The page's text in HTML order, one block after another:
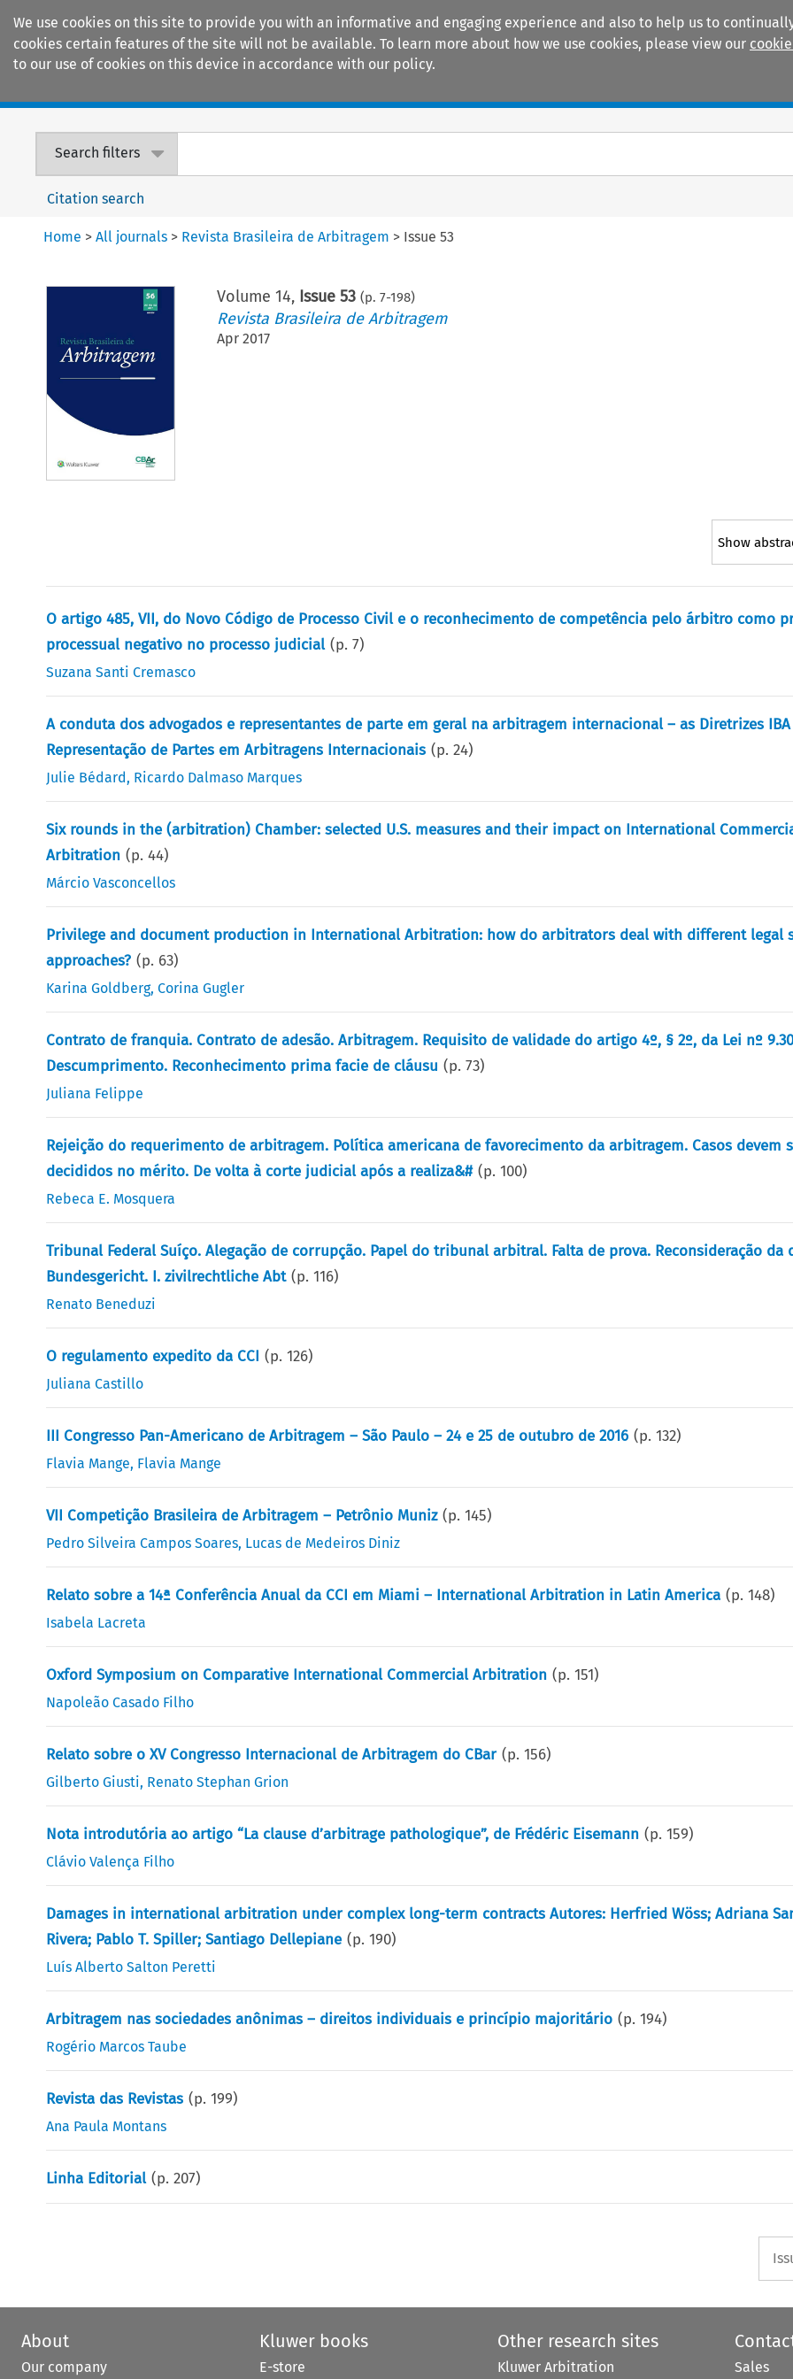
We use cookies on this site to provide you with an informative and engaging experience and also to help us to
cookies certain features of the site will not be available. To learn more about how we use cookies, please view our
to our use of cookies on this device in accordance with our policy.
Search filters
Citation search
Home >All journals > Revista Brasileira de Arbitragem > Issue 53
Volume 14, Issue 53 (p. 7-198)
Revista Brasileira de Arbitragem
Apr 2017
Show
O artigo 485, VII, do Novo Código de Processo Civil e o reconhecimento de competência pelo árbitro como
processual negativo no processo judicial (p.7)
Suzana Santi Cremasco
A conduta dos advogados e representantes de parte em geral na arbitragem internacional – as Diretrizes
Representação de Partes em Arbitragens Internacionais (p.24)
Julie Bédard, Ricardo Dalmaso Marques
Six rounds in the (arbitration) Chamber: selected U.S. measures and their impact on International
Arbitration (p.44)
Márcio Vasconcellos
Privilege and document production in International Arbitration: how do arbitrators deal with different legal
approaches? (p. 63)
Karina Goldberg,Corina Gugler
Contrato de franquia. Contrato de adesão. Arbitragem. Requisito de validade do artigo 4º, § 2º, da Lei nº
Descumprimento. Reconhecimento prima facie de cláusu (p.73)
Juliana Felippe
Rejeição do requerimento de arbitragem. Política americana de favorecimento da arbitragem. Casos devem
decididos no mérito. De volta à corte judicial após a realiza&# (p.100)
Rebeca E. Mosquera
Tribunal Federal Suíço. Alegação de corrupção. Papel do tribunal arbitral. Falta de prova. Reconsideração da
Bundesgericht. I. zivilrechtliche Abt (p.116)
Renato Beneduzi
O regulamento expedito da CCI (p.126)
Juliana Castillo
III Congresso Pan-Americano de Arbitragem – São Paulo – 24 e 25 de outubro de 2016 (p.132)
Flavia Mange, Flavia Mange
VII Competição Brasileira de Arbitragem – Petrônio Muniz (p.145)
Pedro Silveira Campos Soares, Lucas de Medeiros Diniz
Relato sobre a 14ª Conferência Anual da CCI em Miami – International Arbitration in Latin America (p.148)
Isabela Lacreta
Oxford Symposium on Comparative International Commercial Arbitration (p.151)
Napoleão Casado Filho
Relato sobre o XV Congresso Internacional de Arbitragem do CBar (p.156)
Gilberto Giusti, Renato Stephan Grion
Nota introdutória ao artigo “La clause d’arbitrage pathologique”, de Frédéric Eisemann (p.159)
Clávio Valença Filho
Damages in international arbitration under complex long-term contracts Autores: Herfried Wöss; Adriana
Rivera; Pablo T. Spiller; Santiago Dellepiane (p.190)
Luís Alberto Salton Peretti
Arbitragem nas sociedades anônimas – direitos individuais e princípio majoritário (p.194)
Rogério Marcos Taube
Revista das Revistas (p.199)
Ana Paula Montans
Linha Editorial (p.207)
About
Our company
Kluwer books
E-store
Other research sites
Kluwer Arbitration Sales